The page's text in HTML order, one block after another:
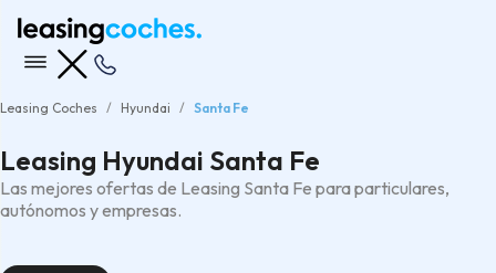
Leasing Coches Hyundai Santa Fe
Leasing Hyundai Santa Fe
Las mejores ofertas de Leasing Santa Fe para particulares,
autónomos y empresas.